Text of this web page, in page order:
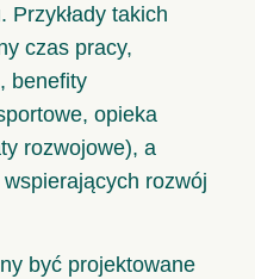
Przykłady takich
czas pracy,
benefity
opieka
rozwojowe), a
rozwój
być projektowane